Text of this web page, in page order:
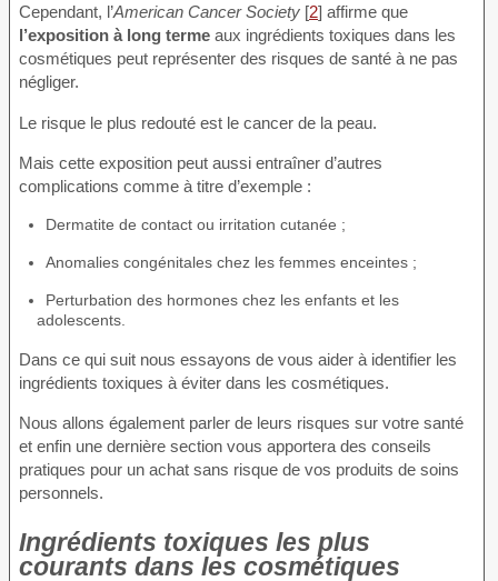
Cependant, l’American Cancer Society [2] affirme que
l’exposition à long terme aux ingrédients toxiques dans les
cosmétiques peut représenter des risques de santé à ne pas
négliger.
Le risque le plus redouté est le cancer de la peau.
Mais cette exposition peut aussi entraîner d’autres
complications comme à titre d’exemple :
Dermatite de contact ou irritation cutanée ;
Anomalies congénitales chez les femmes enceintes ;
Perturbation des hormones chez les enfants et les
adolescents.
Dans ce qui suit nous essayons de vous aider à identifier les
ingrédients toxiques à éviter dans les cosmétiques.
Nous allons également parler de leurs risques sur votre santé
et enfin une dernière section vous apportera des conseils
pratiques pour un achat sans risque de vos produits de soins
personnels.
Ingrédients toxiques les plus
courants dans les cosmétiques